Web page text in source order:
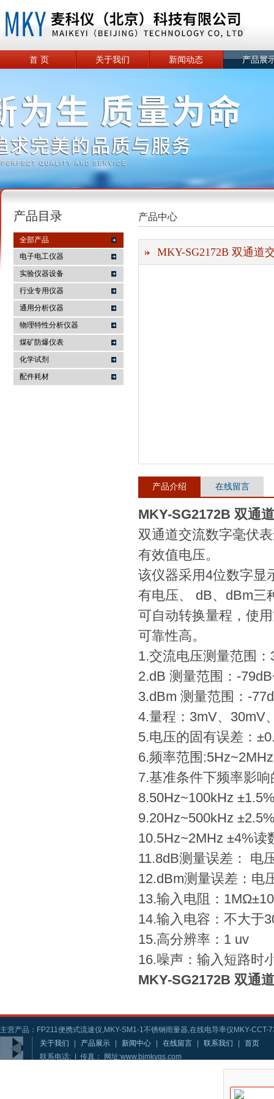
麦科仪（北京）科技有限公司
首 页 关于我们 新闻动态 产品展
产品目录
全部产品
电子电工仪器
实验仪器设备
行业专用仪器
通用分析仪器
物理特性分析仪器
煤矿防爆仪表
化学试剂
配件耗材
产品中心
MKY-SG2172B 双通道
产品介绍 在线留言
MKY-SG2172B 双通
双通道交流数字毫伏
有效值电压。
该仪器采用4位数字显
有电压、 dB、dBm三
可自动转换量程，使
可靠性高。
1.交流电压测量范围
2.dB 测量范围：-
3.dBm 测量范围：-
4.量程：3mV、30mV
5.电压的固有误差：
6.频率范围:5Hz~2MHz
7.基准条件下频率影
8.50Hz~100kHz
9.20Hz~500kHz
10.5Hz~2MHz ±4%读
11.8dB测量误差： 电
12.dBm测量误差：电
13.输入电阻：
14.输入电容：不大于
15.高分辨率：1 uv
16.噪声：输入短路时
MKY-SG2172B 双通
主营产品：FP211便携式流速仪,MKY-SM1-1不锈钢雨量器,在线电导率仪MKY-CCT-
关于我们
产品展示 新闻中心 在线留言 联系我们
首页
联系电话: | 传真： 网址:www.bjmkygs.com